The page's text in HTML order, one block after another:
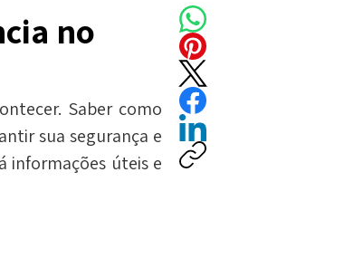
no
Saber como
sua segurança e
informações úteis e